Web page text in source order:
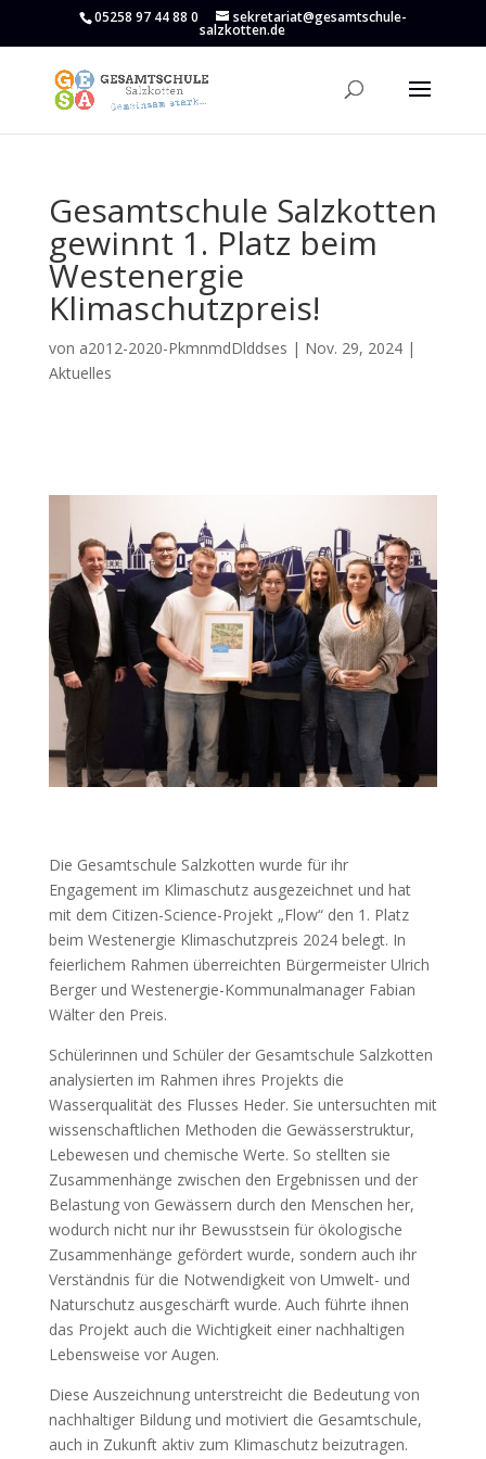
05258 97 44 88 0 sekretariat@gesamtschule-
salzkotten.de
Gesamtschule Salzkotten
gewinnt 1. Platz beim
Westenergie
Klimaschutzpreis!
von a2012-2020-PkmnmdDlddses | Nov. 29, 2024|
Aktuelles
Die Gesamtschule Salzkotten wurde für ihr
Engagement im Klimaschutz ausgezeichnet und hat
mit dem Citizen-Science-Projekt „Flow“ den 1. Platz
beim Westenergie Klimaschutzpreis 2024 belegt. In
feierlichem Rahmen überreichten Bürgermeister Ulrich
Berger und Westenergie-Kommunalmanager Fabian
Wälter den Preis.
Schülerinnen und Schüler der Gesamtschule Salzkotten
analysierten im Rahmen ihres Projekts die
Wasserqualität des Flusses Heder. Sie untersuchten mit
wissenschaftlichen Methoden die Gewässerstruktur,
Lebewesen und chemische Werte. So stellten sie
Zusammenhänge zwischen den Ergebnissen und der
Belastung von Gewässern durch den Menschen her,
wodurch nicht nur ihr Bewusstsein für ökologische
Zusammenhänge gefördert wurde, sondern auch ihr
Verständnis für die Notwendigkeit von Umwelt- und
Naturschutz ausgeschärft wurde. Auch führte ihnen
das Projekt auch die Wichtigkeit einer nachhaltigen
Lebensweise vor Augen.
Diese Auszeichnung unterstreicht die Bedeutung von
nachhaltiger Bildung und motiviert die Gesamtschule,
auch in Zukunft aktiv zum Klimaschutz beizutragen.